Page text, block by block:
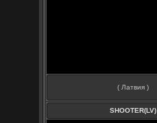
( Латвия )
SHOOTER(LV)